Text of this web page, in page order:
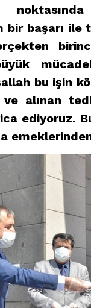
başarı ile
bu işin
alınan
ediyoruz.